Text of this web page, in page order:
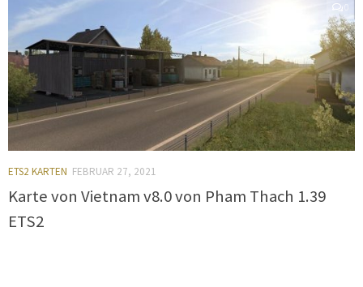
0
ETS2 KARTEN FEBRUAR 27, 2021
Karte von Vietnam v8.0 von Pham Thach 1.39
ETS2